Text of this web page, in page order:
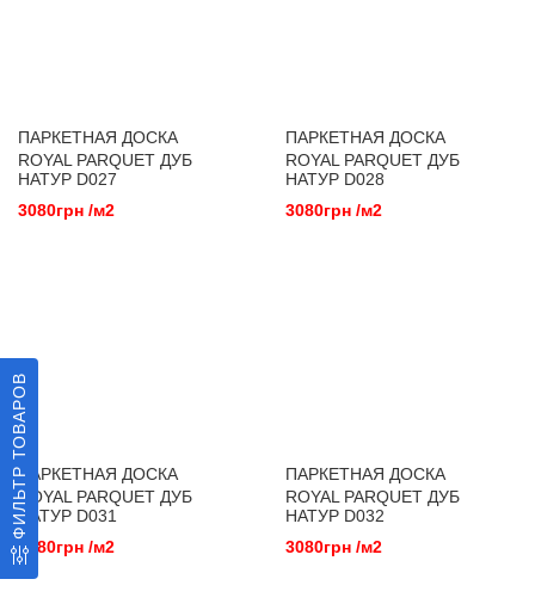
ФИЛЬТР ТОВАРОВ
ПАРКЕТНАЯ ДОСКА
ROYAL PARQUET ДУБ
НАТУР D027
3080грн /м2
ПАРКЕТНАЯ ДОСКА
ROYAL PARQUET ДУБ
НАТУР D028
3080грн /м2
ПАРКЕТНАЯ ДОСКА
ROYAL PARQUET ДУБ
НАТУР D031
3080грн /м2
ПАРКЕТНАЯ ДОСКА
ROYAL PARQUET ДУБ
НАТУР D032
3080грн /м2